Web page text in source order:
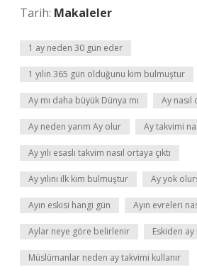
Tarih: Makaleler
1 ay neden 30 gün eder
1 yılın 365 gün olduğunu kim bulmuştur
Ay mı daha büyük Dünya mı Ay nasıl
Ay neden yarım Ay olur Ay takvimi
Ay yılı esaslı takvim nasıl ortaya çıktı
Ay yılını ilk kim bulmuştur Ay yok
Ayın eskisi hangi gün Ayın evreleri
Aylar neye göre belirlenir Eskiden
Müslümanlar neden ay takvimi kullanır